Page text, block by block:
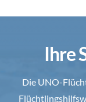
Ihre
Die UNO-